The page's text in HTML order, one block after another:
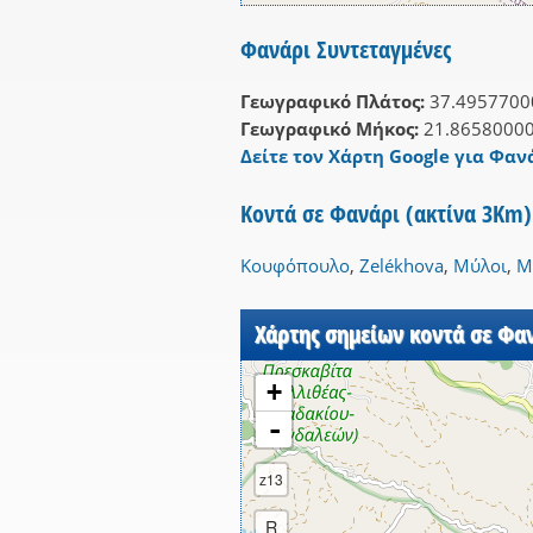
Φανάρι Συντεταγμένες
Γεωγραφικό Πλάτος:
Γεωγραφικό Μήκος:
Δείτε τον Χάρτη Google για
Κοντά σε Φανάρι (ακτίνα 3Km)
Κουφόπουλο, Zelékhova, Μύλοι,
Χάρτης σημείων κοντά σε
+
-
z13
R